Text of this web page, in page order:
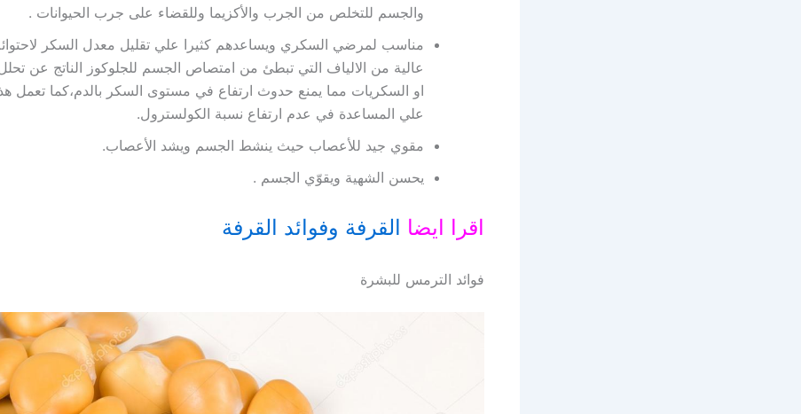
والجسم للتخلص من الجرب والأكزيما وللقضاء على جرب الحيوانات .
مناسب لمرضي السكري ويساعدهم كثيرا علي تقليل معدل السكر
عالية من الالياف التي تبطئ من امتصاص الجسم للجلوكوز الناتج عن
او السكريات مما يمنع حدوث ارتفاع في مستوى السكر بالدم،كما تعمل
علي المساعدة في عدم ارتفاع نسبة الكولسترول.
مقوي جيد للأعصاب حيث ينشط الجسم ويشد الأعصاب.
يحسن الشهية ويقوّي الجسم .
اقرا ايضا القرفة وفوائد القرفة
فوائد الترمس للبشرة